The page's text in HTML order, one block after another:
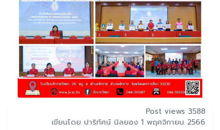
Post views 3588
เขียนโดย ปาริทัศน์ นิลยอง 1 พฤศจิกายน 2566